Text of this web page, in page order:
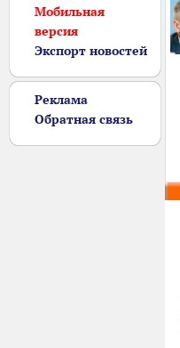
Мобильная
версия
Экспорт новостей
Реклама
Обратная связь